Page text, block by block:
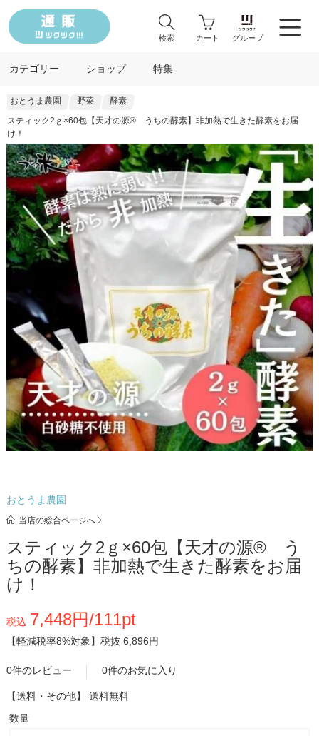
検索 カート グループ
カテゴリー ショップ 特集
おとうま農園 野菜
酵素
スティック2ｇ×60包【天才の源®︎ うちの酵素】非加熱で生きた酵素をお届
け！
おとうま農園
当店の総合ページへ
スティック2ｇ×60包【天才の源®︎ う
ちの酵素】非加熱で生きた酵素をお届
け！
税込 7,448円/111pt
【軽減税率8%対象】 税抜 6,896円
0件のレビュー 0件のお気に入り
【送料・その他】 送料無料
数量